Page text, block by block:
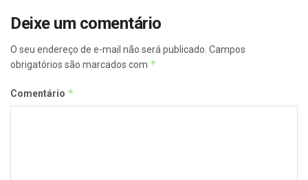
Deixe um comentário
O seu endereço de e-mail não será publicado. Campos
obrigatórios são marcados com *
Comentário *